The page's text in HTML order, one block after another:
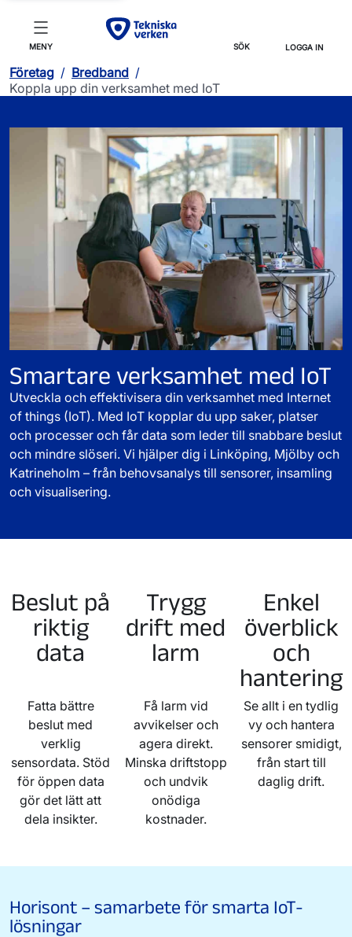
MENY SÖK LOGGA IN
Företag / Bredband /
Koppla upp din verksamhet med IoT
Smartare verksamhet med IoT
Utveckla och effektivisera din verksamhet med Internet
of things (IoT). Med IoT kopplar du upp saker, platser
och processer och får data som leder till snabbare beslut
och mindre slöseri. Vi hjälper dig i Linköping, Mjölby och
Katrineholm – från behovsanalys till sensorer, insamling
och visualisering.
Beslut på
riktig
data
Fatta bättre
beslut med
verklig
sensordata. Stöd
för öppen data
gör det lätt att
dela insikter.
Trygg
drift med
larm
Få larm vid
avvikelser och
agera direkt.
Minska driftstopp
och undvik
onödiga
kostnader.
Enkel
överblick
och
hantering
Se allt i en tydlig
vy och hantera
sensorer smidigt,
från start till
daglig drift.
Horisont – samarbete för smarta IoT-
lösningar